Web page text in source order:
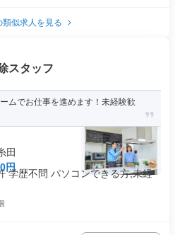
類似求人を見る
スタッフ
ムでお仕事を進めます！未経験歓
田
円
学歴不問 パソコンできる方,未経